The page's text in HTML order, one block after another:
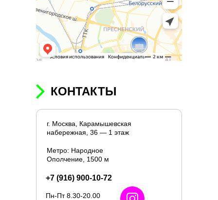
г. Москва, Карамышевская
набережная, 36 — 1 этаж
Метро: Народное
Ополчение, 1500 м
Пн-Пт 8.30-20.00
+7 (916) 900-10-72
КОНТАКТЫ